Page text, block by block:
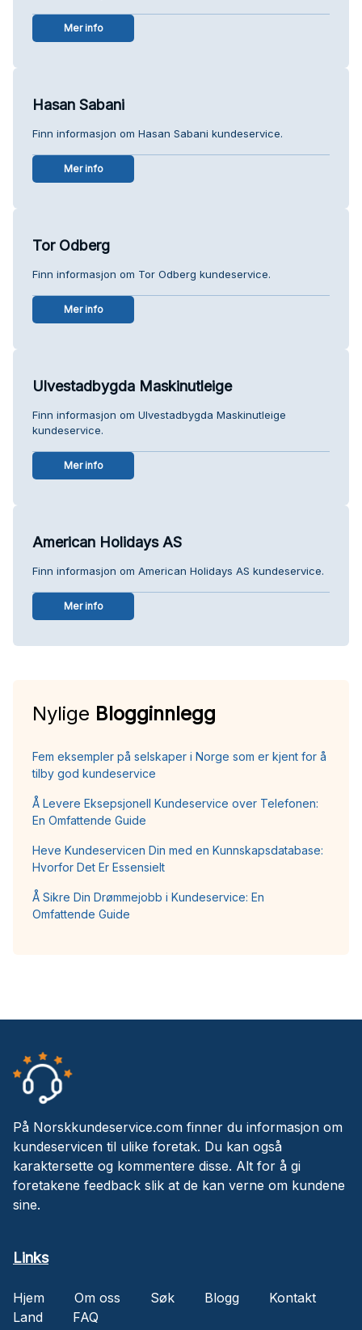
Mer info
Hasan Sabani
Finn informasjon om Hasan Sabani kundeservice.
Mer info
Tor Odberg
Finn informasjon om Tor Odberg kundeservice.
Mer info
Ulvestadbygda Maskinutleige
Finn informasjon om Ulvestadbygda Maskinutleige
kundeservice.
Mer info
American Holidays AS
Finn informasjon om American Holidays AS kundeservice.
Mer info
Nylige Blogginnlegg
Fem eksempler på selskaper i Norge som er kjent for å
tilby god kundeservice
Å Levere Eksepsjonell Kundeservice over Telefonen:
En Omfattende Guide
Heve Kundeservicen Din med en Kunnskapsdatabase:
Hvorfor Det Er Essensielt
Å Sikre Din Drømmejobb i Kundeservice: En
Omfattende Guide
På Norskkundeservice.com finner du informasjon om
kundeservicen til ulike foretak. Du kan også
karaktersette og kommentere disse. Alt for å gi
foretakene feedback slik at de kan verne om kundene
sine.
Links
Hjem Om oss Søk Blogg
Kontakt
Land
FAQ